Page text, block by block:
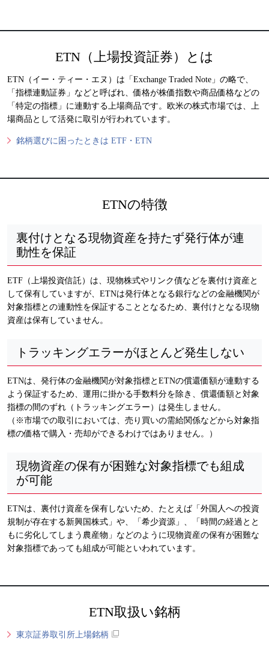
ETN（上場投資証券）とは
ETN（イー・ティー・エヌ）は「Exchange Traded Note」の略で、
「指標連動証券」などと呼ばれ、価格が株価指数や商品価格などの
「特定の指標」に連動する上場商品です。欧米の株式市場では、上
場商品として活発に取引が行われています。
銘柄選びに困ったときは ETF・ETN
ETNの特徴
裏付けとなる現物資産を持たず発行体が連
動性を保証
ETF（上場投資信託）は、現物株式やリンク債などを裏付け資産と
して保有していますが、ETNは発行体となる銀行などの金融機関が
対象指標との連動性を保証することとなるため、裏付けとなる現物
資産は保有していません。
トラッキングエラーがほとんど発生しない
ETNは、発行体の金融機関が対象指標とETNの償還価額が連動する
よう保証するため、運用に掛かる手数料分を除き、償還価額と対象
指標の間のずれ（トラッキングエラー）は発生しません。
（※市場での取引においては、売り買いの需給関係などから対象指
標の価格で購入・売却ができるわけではありません。）
現物資産の保有が困難な対象指標でも組成
が可能
ETNは、裏付け資産を保有しないため、たとえば「外国人への投資
規制が存在する新興国株式」や、「希少資源」、「時間の経過とと
もに劣化してしまう農産物」などのように現物資産の保有が困難な
対象指標であっても組成が可能といわれています。
ETN取扱い銘柄
東京証券取引所上場銘柄